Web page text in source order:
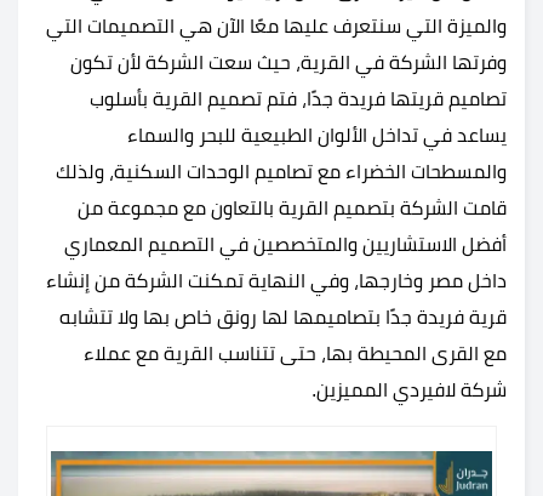
والميزة التي سنتعرف عليها معًا الآن هي التصميمات التي
وفرتها الشركة في القرية، حيث سعت الشركة لأن تكون
تصاميم قريتها فريدة جدًا، فتم تصميم القرية بأسلوب
يساعد في تداخل الألوان الطبيعية للبحر والسماء
والمسطحات الخضراء مع تصاميم الوحدات السكنية، ولذلك
قامت الشركة بتصميم القرية بالتعاون مع مجموعة من
أفضل الاستشاريين والمتخصصين في التصميم المعماري
داخل مصر وخارجها، وفي النهاية تمكنت الشركة من إنشاء
قرية فريدة جدًا بتصاميمها لها رونق خاص بها ولا تتشابه
مع القرى المحيطة بها، حتى تتناسب القرية مع عملاء
شركة لافيردي المميزين.